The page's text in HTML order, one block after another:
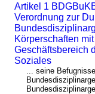
Artikel 1
Verordnung zur
Körperschaften
Geschäftsbereich
Soziales
... seine